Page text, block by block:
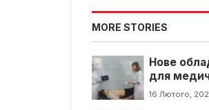
MORE STORIES
Нове
для
центру
16 Лютого,